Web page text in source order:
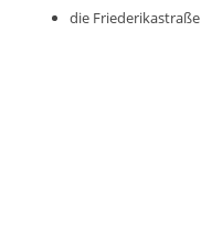
die Friederikastraße